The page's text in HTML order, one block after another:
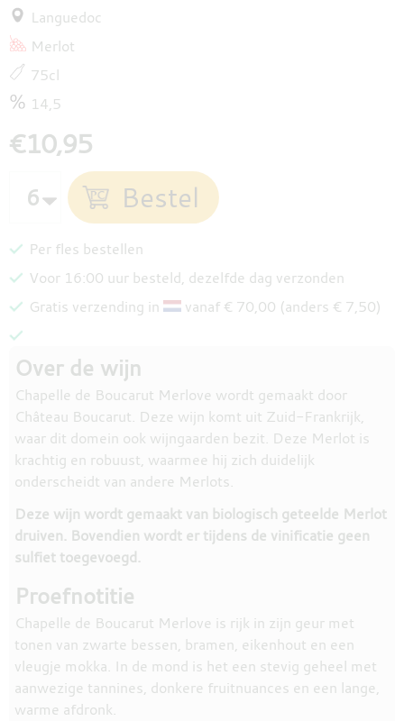
Languedoc
Merlot
75cl
14,5
€10,95
Per fles bestellen
Voor 16:00 uur besteld, dezelfde dag verzonden
Gratis verzending in
vanaf € 70,00 (anders € 7,50)
Over de wijn
Chapelle de Boucarut Merlove wordt gemaakt door
Château Boucarut. Deze wijn komt uit Zuid-Frankrijk,
waar dit domein ook wijngaarden bezit. Deze Merlot is
krachtig en robuust, waarmee hij zich duidelijk
onderscheidt van andere Merlots.
Deze wijn wordt gemaakt van biologisch geteelde Merlot
druiven. Bovendien wordt er tijdens de vinificatie geen
sulfiet toegevoegd.
Proefnotitie
Chapelle de Boucarut Merlove is rijk in zijn geur met
tonen van zwarte bessen, bramen, eikenhout en een
vleugje mokka. In de mond is het een stevig geheel met
aanwezige tannines, donkere fruitnuances en een lange,
warme afdronk.